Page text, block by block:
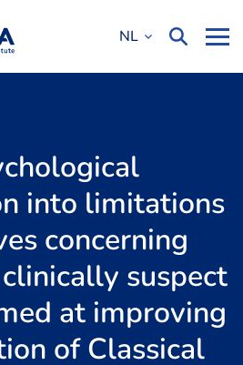
NL
into limitations
concerning
suspect
at improving
of Classical